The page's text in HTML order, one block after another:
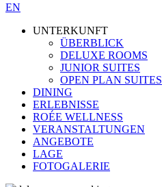
EN
UNTERKUNFT
ÜBERBLICK
DELUXE ROOMS
JUNIOR SUITES
OPEN PLAN SUITES
DINING
ERLEBNISSE
ROÉE WELLNESS
VERANSTALTUNGEN
ANGEBOTE
LAGE
FOTOGALERIE